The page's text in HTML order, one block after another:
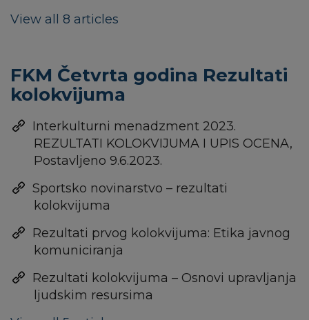
View all 8 articles
FKM Četvrta godina Rezultati
kolokvijuma
Interkulturni menadzment 2023.
REZULTATI KOLOKVIJUMA I UPIS OCENA,
Postavljeno 9.6.2023.
Sportsko novinarstvo – rezultati
kolokvijuma
Rezultati prvog kolokvijuma: Etika javnog
komuniciranja
Rezultati kolokvijuma – Osnovi upravljanja
ljudskim resursima